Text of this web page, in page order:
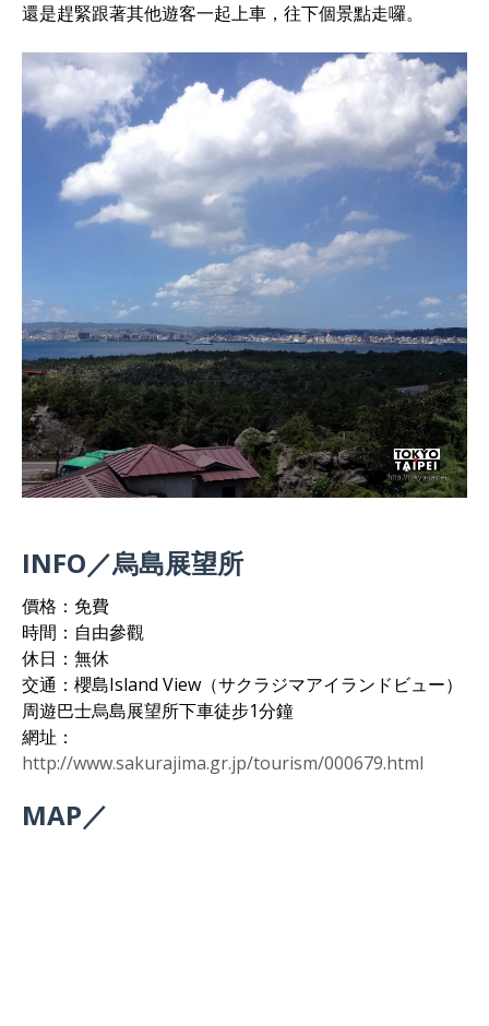
還是趕緊跟著其他遊客一起上車，往下個景點走囉。
INFO／烏島展望所
價格：免費
時間：自由參觀
休日：無休
交通：櫻島Island View（サクラジマアイランドビュー）
周遊巴士烏島展望所下車徒步1分鐘
網址：
http://www.sakurajima.gr.jp/tourism/000679.html
MAP／